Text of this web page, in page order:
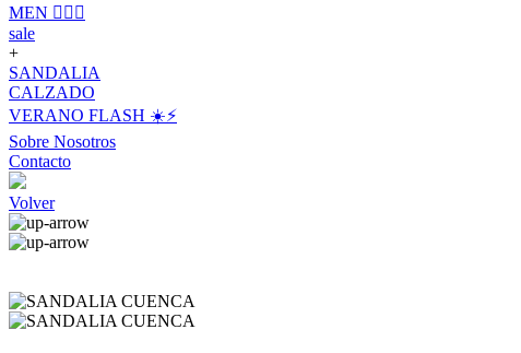
MEN 🙋🏽‍♂️
sale
+
SANDALIA
CALZADO
VERANO FLASH ☀️⚡️
Sobre Nosotros
Contacto
Volver